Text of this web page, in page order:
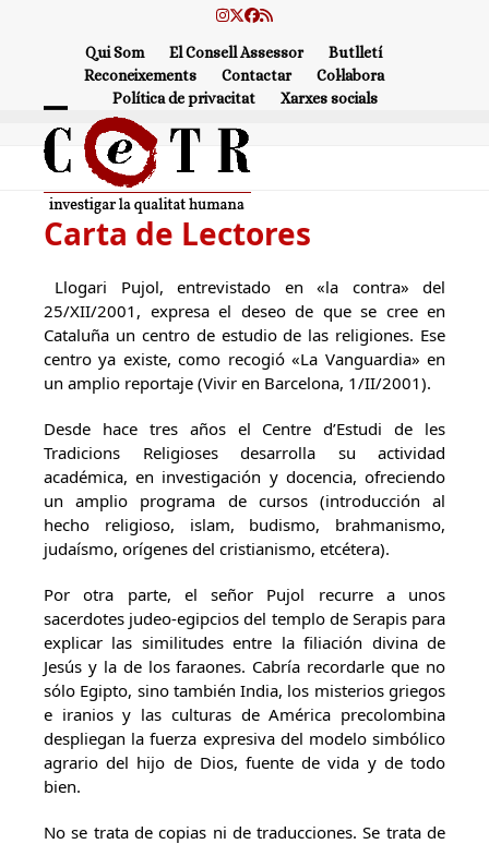
Instagram
Twitter
Facebook
RSS
Qui Som El Consell Assessor
Butlletí
Reconeixements
Contactar
Col·labora
Política de privacitat
Xarxes socials
Open
mobile
menu
Close
mobile
menu
Carta de Lectores
Llogari Pujol, entrevistado en «la contra» del
25/XII/2001, expresa el deseo de que se cree en
Cataluña un centro de estudio de las religiones. Ese
centro ya existe, como recogió «La Vanguardia» en
un amplio reportaje (Vivir en Barcelona, 1/II/2001).
Desde hace tres años el Centre d’Estudi de les
Tradicions Religioses desarrolla su actividad
académica, en investigación y docencia, ofreciendo
un amplio programa de cursos (introducción al
hecho religioso, islam, budismo, brahmanismo,
judaísmo, orígenes del cristianismo, etcétera).
Por otra parte, el señor Pujol recurre a unos
sacerdotes judeo-egipcios del templo de Serapis para
explicar las similitudes entre la filiación divina de
Jesús y la de los faraones. Cabría recordarle que no
sólo Egipto, sino también India, los misterios griegos
e iranios y las culturas de América precolombina
despliegan la fuerza expresiva del modelo simbólico
agrario del hijo de Dios, fuente de vida y de todo
bien.
No se trata de copias ni de traducciones. Se trata de